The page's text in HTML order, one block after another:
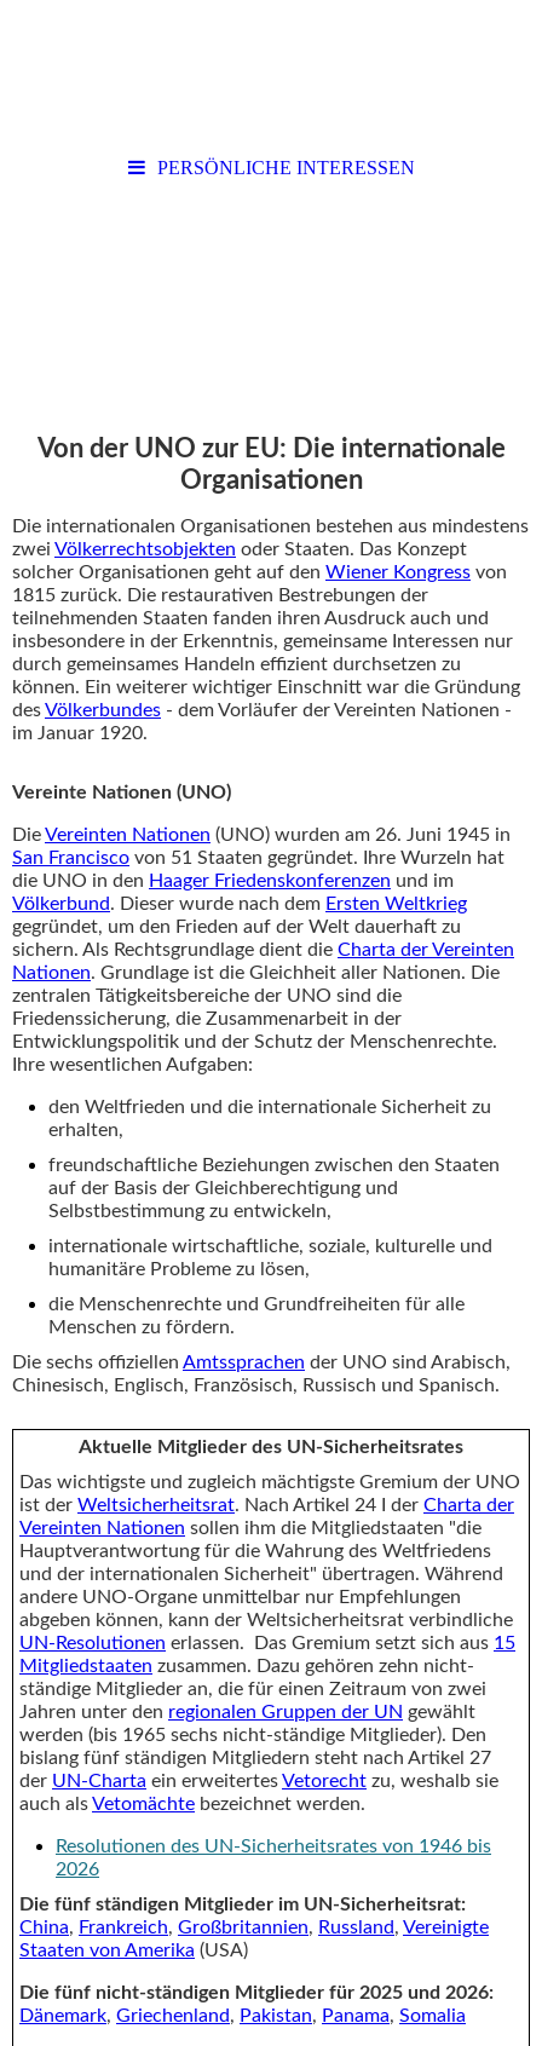
PERSÖNLICHE INTERESSEN
Von der UNO zur EU: Die internationale
Organisationen
Die internationalen Organisationen bestehen aus mindestens
zwei Völkerrechtsobjekten oder Staaten. Das Konzept
solcher Organisationen geht auf den Wiener Kongress von
1815 zurück. Die restaurativen Bestrebungen der
teilnehmenden Staaten fanden ihren Ausdruck auch und
insbesondere in der Erkenntnis, gemeinsame Interessen nur
durch gemeinsames Handeln effizient durchsetzen zu
können. Ein weiterer wichtiger Einschnitt war die Gründung
desVölkerbundes - dem Vorläufer der Vereinten Nationen -
im Januar 1920.
Vereinte Nationen (UNO)
DieVereinten Nationen (UNO) wurden am 26. Juni 1945 in
San Francisco von 51 Staaten gegründet. Ihre Wurzeln hat
die UNO in den Haager Friedenskonferenzen und im
Völkerbund. Dieser wurde nach dem Ersten Weltkrieg
gegründet, um den Frieden auf der Welt dauerhaft zu
sichern. Als Rechtsgrundlage dient die Charta der Vereinten
Nationen. Grundlage ist die Gleichheit aller Nationen. Die
zentralen Tätigkeitsbereiche der UNO sind die
Friedenssicherung, die Zusammenarbeit in der
Entwicklungspolitik und der Schutz der Menschenrechte.
Ihre wesentlichen Aufgaben:
den Weltfrieden und die internationale Sicherheit zu
erhalten,
freundschaftliche Beziehungen zwischen den Staaten
auf der Basis der Gleichberechtigung und
Selbstbestimmung zu entwickeln,
internationale wirtschaftliche, soziale, kulturelle und
humanitäre Probleme zu lösen,
die Menschenrechte und Grundfreiheiten für alle
Menschen zu fördern.
Die sechs offiziellen Amtssprachen der UNO sind Arabisch,
Chinesisch, Englisch, Französisch, Russisch und Spanisch.
Aktuelle Mitglieder des UN-Sicherheitsrates
Das wichtigste und zugleich mächtigste Gremium der UNO
ist der Weltsicherheitsrat. Nach Artikel 24 I der Charta der
Vereinten Nationen sollen ihm die Mitgliedstaaten "die
Hauptverantwortung für die Wahrung des Weltfriedens
und der internationalen Sicherheit" übertragen. Während
andere UNO-Organe unmittelbar nur Empfehlungen
abgeben können, kann der Weltsicherheitsrat verbindliche
UN-Resolutionen erlassen. Das Gremium setzt sich aus 15
Mitgliedstaaten zusammen. Dazu gehören zehn nicht-
ständige Mitglieder an, die für einen Zeitraum von zwei
Jahren unter den regionalen Gruppen der UN gewählt
werden (bis 1965 sechs nicht-ständige Mitglieder). Den
bislang fünf ständigen Mitgliedern steht nach Artikel 27
der UN-Charta ein erweitertesVetorecht zu, weshalb sie
auch alsVetomächte bezeichnet werden.
Resolutionen des UN-Sicherheitsrates von 1946 bis
2026
Die fünf ständigen Mitglieder im UN-Sicherheitsrat:
China, Frankreich, Großbritannien, Russland, Vereinigte
Staaten von Amerika (USA)
Die fünf nicht-ständigen Mitglieder für 2025 und 2026:
Dänemark, Griechenland, Pakistan, Panama, Somalia